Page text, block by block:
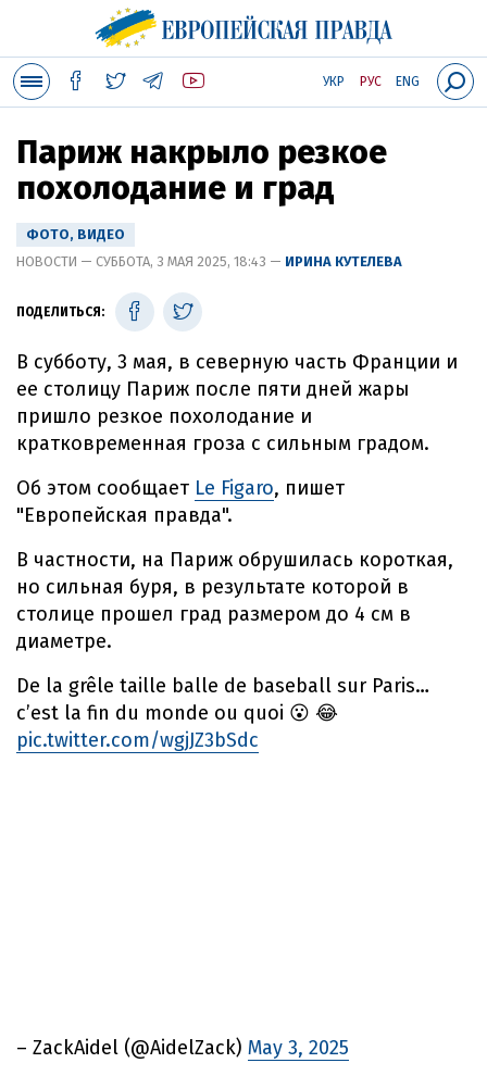
УКР РУС ENG
Париж накрыло резкое
похолодание и град
ФОТО, ВИДЕО
НОВОСТИ — СУББОТА, 3 МАЯ 2025, 18:43 — ИРИНА КУТЕЛЕВА
ПОДЕЛИТЬСЯ:
В субботу, 3 мая, в северную часть Франции и
ее столицу Париж после пяти дней жары
пришло резкое похолодание и
кратковременная гроза с сильным градом.
Об этом сообщает Le Figaro, пишет
"Европейская правда".
В частности, на Париж обрушилась короткая,
но сильная буря, в результате которой в
столице прошел град размером до 4 см в
диаметре.
De la grêle taille balle de baseball sur Paris…
c’est la fin du monde ou quoi 😮 😂
pic.twitter.com/wgjJZ3bSdc
– ZackAidel (@AidelZack) May 3, 2025